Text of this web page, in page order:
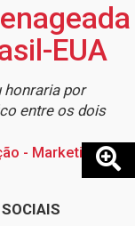
EUA
honraria por
entre os dois
- Marketing